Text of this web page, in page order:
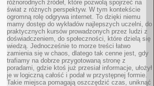
różnorodnych źródeł, które pozwolą spojrzeć na
świat z różnych perspektyw. W tym kontekście
ogromną rolę odgrywa internet. To dzięki niemu
mamy dostęp do wykładów najlepszych uczelni, do
praktycznych kursów prowadzonych przez ludzi z
doświadczeniem, do społeczności, które dzielą się
wiedzą. Jednocześnie to morze treści łatwo
zamienia się w chaos, dlatego tak cenne jest, gdy
trafiamy na dobrze przygotowaną stronę z
poradami, gdzie ktoś już przesiał informacje, ułożył
je w logiczną całość i podał w przystępnej formie.
Takie miejsca pomagają oszczędzić czas, uniknąć